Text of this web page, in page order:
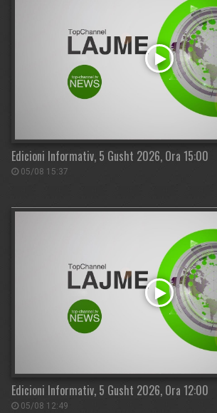
Edicioni Informativ, 5 Gusht 2026, Ora 15:00
05/08 15:37
Edicioni Informativ, 5 Gusht 2026, Ora 12:00
05/08 12:49